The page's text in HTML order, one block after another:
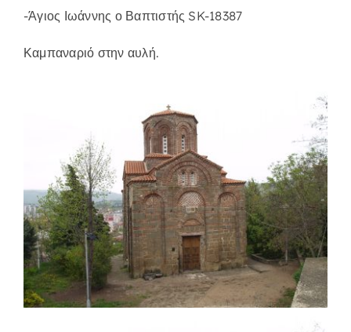
-Άγιος Ιωάννης ο Βαπτιστής SK-18387
Καμπαναριό στην αυλή.